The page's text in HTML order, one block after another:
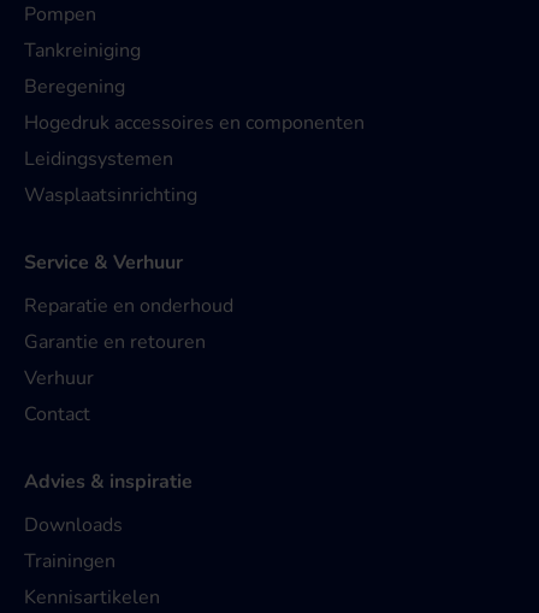
Pompen
Tankreiniging
Beregening
Hogedruk accessoires en componenten
Leidingsystemen
Wasplaatsinrichting
Service & Verhuur
Reparatie en onderhoud
Garantie en retouren
Verhuur
Contact
Advies & inspiratie
Downloads
Trainingen
Kennisartikelen